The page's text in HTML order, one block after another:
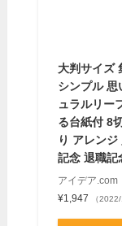
大判サイズ
シンプル 思
ュラルリー
る台紙付 8
り アレン
記念 退職記
アイデア.com
¥1,947
（